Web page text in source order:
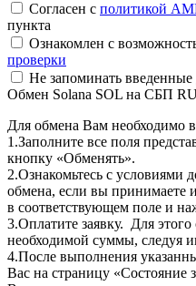
Согласен с политикой
пункта
Ознакомлен с
проверки
Не запоминать
Обмен Solana SOL на СБП
Для обмена Вам необходимо
1.Заполните все поля
кнопку «Обменять».
2.Ознакомьтесь с условиями
обмена, если вы принимаете
в соответствующем поле и
3.Оплатите заявку. Для
необходимой суммы, следуя
4.После выполнения
Вас на страницу «Состояние